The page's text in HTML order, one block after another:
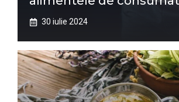
30 iulie 2024